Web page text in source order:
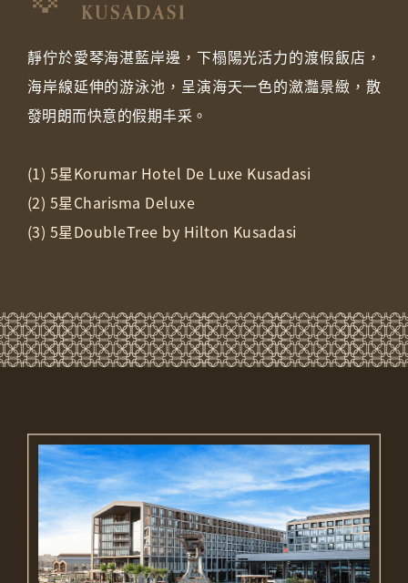
靜佇於愛琴海湛藍岸邊，下榻陽光活力的渡假飯店，
海岸線延伸的游泳池，呈演海天一色的瀲灩景緻，散
發明朗而快意的假期丰采。
(1) 5星Korumar Hotel De Luxe Kusadasi
(2) 5星Charisma Deluxe
(3) 5星DoubleTree by Hilton Kusadasi